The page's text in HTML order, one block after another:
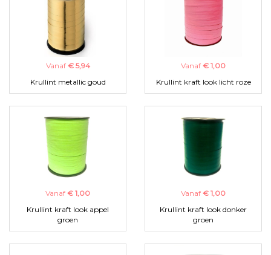
Vanaf € 5,94
Krullint metallic goud
Vanaf € 1,00
Krullint kraft look licht roze
Vanaf € 1,00
Krullint kraft look appel
groen
Vanaf € 1,00
Krullint kraft look donker
groen